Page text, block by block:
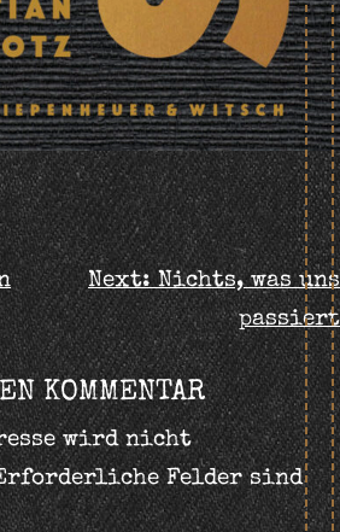
Next: Nichts, was uns
passiert
KOMMENTAR
wird nicht
Felder sind